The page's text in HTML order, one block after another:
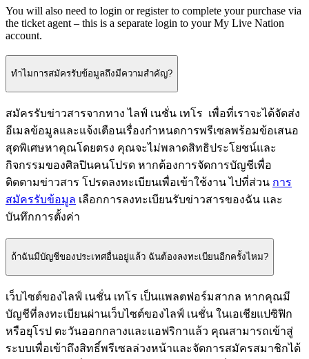
You will also need to login or register to complete your purchase via
the ticket agent – this is a separate login to your My Live Nation
account.
ทำไมการสมัครรับข้อมูลถึงมีความสําคัญ?
สมัครรับข่าวสารจากทาง ไลฟ์ เนชั่น เทโร เพื่อที่เราจะได้จัดส่ง
อีเมลข้อมูลและแจ้งเตือนเรื่องกำหนดการพรีเซลพร้อมข้อเสนอ
สุดพิเศษหาคุณโดยตรง คุณจะไม่พลาดสิทธิประโยชน์และ
กิจกรรมของศิลปินคนโปรด หากต้องการจัดการบัญชีเพื่อ
ติดตามข่าวสาร โปรดลงทะเบียนเพื่อเข้าใช้งาน ไปที่ส่วน การ
สมัครรับข้อมูล เลือกการลงทะเบียนรับข่าวสารของฉัน และ
บันทึกการตั้งค่า
ถ้าฉันมีบัญชีของประเทศอื่นอยู่แล้ว ฉันต้องลงทะเบียนอีกครั้งไหม?
เว็บไซต์ของไลฟ์ เนชั่น เทโร เป็นแพลตฟอร์มสากล หากคุณมี
บัญชีที่ลงทะเบียนผ่านเว็บไซต์ของไลฟ์ เนชั่น ในเอเชียแปซิฟิก
หรือยุโรป ตะวันออกกลางและแอฟริกาแล้ว คุณสามารถเข้าสู่
ระบบเพื่อเข้าถึงสิทธิ์พรีเซลล่วงหน้าและจัดการสมัครสมาชิกได้